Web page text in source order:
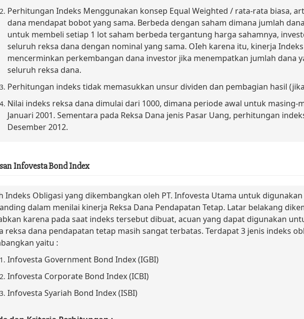
Perhitungan Indeks Menggunakan konsep Equal Weighted / rata-rata biasa,
dana mendapat bobot yang sama. Berbeda dengan saham dimana jumlah
untuk membeli setiap 1 lot saham berbeda tergantung harga sahamnya,
seluruh reksa dana dengan nominal yang sama. OIeh karena itu, kinerja
mencerminkan perkembangan dana investor jika menempatkan jumlah dana
seluruh reksa dana.
Perhitungan indeks tidak memasukkan unsur dividen dan pembagian hasil
Nilai indeks reksa dana dimulai dari 1000, dimana periode awal untuk masing-
Januari 2001. Sementara pada Reksa Dana jenis Pasar Uang, perhitungan
Desember 2012.
Infovesta Bond Index
Indeks Obligasi yang dikembangkan oleh PT. Infovesta Utama untuk
dalam menilai kinerja Reksa Dana Pendapatan Tetap. Latar belakang
karena pada saat indeks tersebut dibuat, acuan yang dapat digunakan
reksa dana pendapatan tetap masih sangat terbatas. Terdapat 3 jenis indeks
yaitu :
Infovesta Government Bond Index (IGBI)
Infovesta Corporate Bond Index (ICBI)
Infovesta Syariah Bond Index (ISBI)